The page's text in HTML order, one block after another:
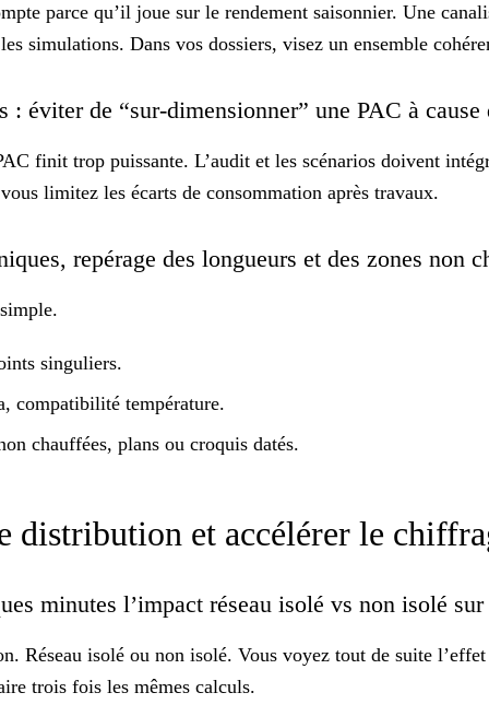
parce qu’il joue sur le rendement saisonnier. Une
simulations. Dans vos dossiers, visez un ensemble
: éviter de “sur-dimensionner” une PAC à
finit trop puissante. L’audit et les scénarios doivent
limitez les écarts de consommation après travaux.
repérage des longueurs et des zones non
singuliers.
compatibilité température.
chauffées, plans ou croquis datés.
distribution et accélérer le
minutes l’impact réseau isolé vs non isolé
Réseau isolé ou non isolé. Vous voyez tout de suite
trois fois les mêmes calculs.